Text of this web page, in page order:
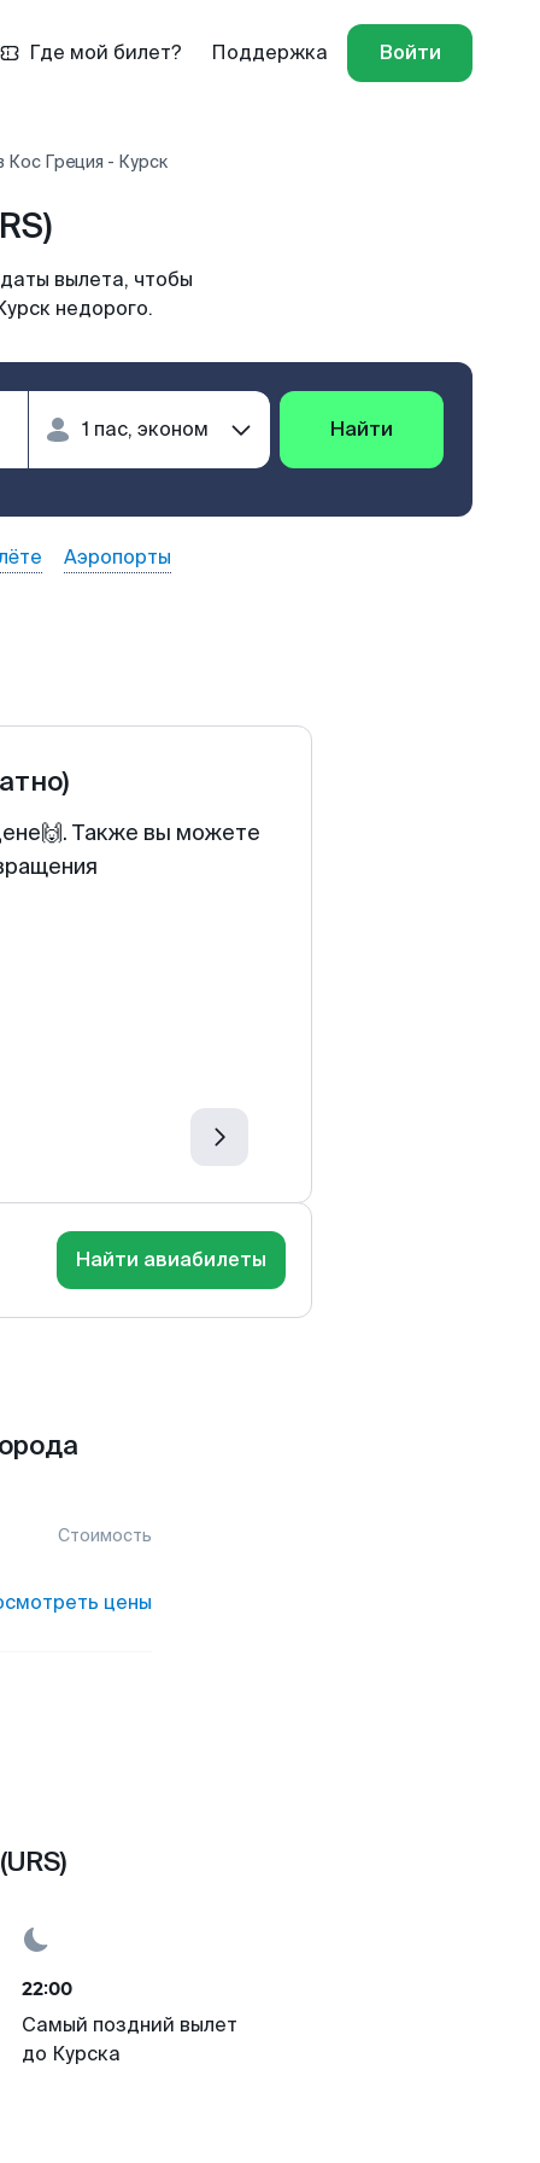
Где мой билет? Поддержка Войти
Кос Греция - Курск
вылета, чтобы
недорого.
Найти
Аэропорты
Также вы можете
Найти авиабилеты
Стоимость
цены
22:00
Самый поздний вылет
до Курска